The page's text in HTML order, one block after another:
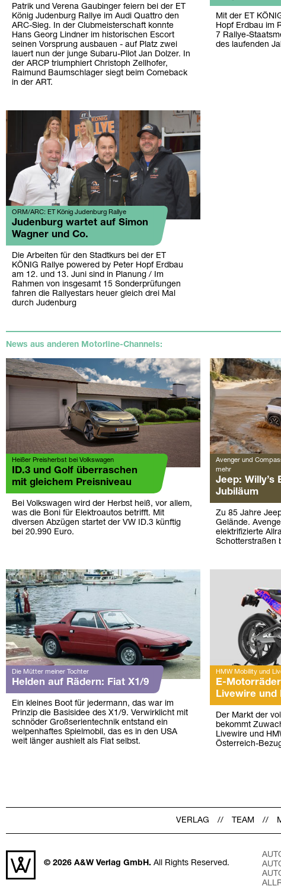
Patrik und Verena Gaubinger feiern bei der ET
König Judenburg Rallye im Audi Quattro den
ARC-Sieg. In der Clubmeisterschaft konnte
Hans Georg Lindner im historischen Escort
seinen Vorsprung ausbauen - auf Platz zwei
lauert nun der junge Subaru-Pilot Jan Dolzer. In
der ARCP triumphiert Christoph Zellhofer,
Raimund Baumschlager siegt beim Comeback
in der ART.
Mit der ET
Hopf Erdbau im
7 Rallye-
des laufenden
ORM/ARC: ET König Judenburg Rallye
Judenburg wartet auf Simon
Wagner und Co.
Die Arbeiten für den Stadtkurs bei der ET
KÖNIG Rallye powered by Peter Hopf Erdbau
am 12. und 13. Juni sind in Planung / Im
Rahmen von insgesamt 15 Sonderprüfungen
fahren die Rallyestars heuer gleich drei Mal
durch Judenburg
News aus anderen Motorline-Channels:
Heißer Preisherbst bei Volkswagen
ID.3 und Golf überraschen
mit gleichem Preisniveau
Bei Volkswagen wird der Herbst heiß, vor allem,
was die Boni für Elektroautos betrifft. Mit
diversen Abzügen startet der VW ID.3 künftig
bei 20.990 Euro.
Avenger und
mehr
Jeep: Willy’s
Jubiläum
Zu 85 Jahre
Gelände.
elektrifizierte
Schotterstraßen
Die Mütter meiner Tochter
Helden auf Rädern: Fiat X1/9
Ein kleines Boot für jedermann, das war im
Prinzip die Basisidee des X1/9. Verwirklicht mit
schnöder Großserientechnik entstand ein
welpenhaftes Spielmobil, das es in den USA
weit länger aushielt als Fiat selbst.
HMW Mobility und
E-
Livewire und
Der Markt der
bekommt
Livewire und
Österreich-
VERLAG TEAM
© 2026 A&W Verlag GmbH. All Rights Reserved.